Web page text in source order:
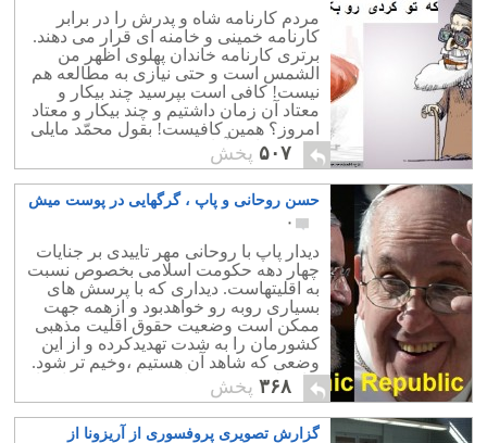
مردم کارنامه شاه و پدرش را در برابر
کارنامه خمینی و خامنه ای قرار می دهند.
برتری کارنامه خاندان پهلوی اظهر من
الشمس است و حتی نیازی به مطالعه هم
نیست! کافی است بپرسید چند بیکار و
معتاد آن زمان داشتیم و چند بیکار و معتاد
امروز؟ همین کافیست! بقول محمّد مایلی
کهن : عباس آقا هم می توانست در بین
کشورهای خاورمیانه به ایران این گندی را
بزند که خامنه ای زده است!
۵۰۷ پخش
حسن روحانی و پاپ ، گرگهایی در پوست میش
۰
دیدار پاپ با روحانی مهر تاییدی بر جنایات
چهار دهه حکومت اسلامی بخصوص نسبت
به اقلیتهاست. دیداری که با پرسش های
بسیاری روبه رو خواهدبود و ازهمه جهت
ممکن است وضعیت حقوق اقلیت مذهبی
کشورمان را به شدت تهدیدکرده و از این
وضعی که شاهد آن هستیم ،وخیم تر شود.
و از طرفی چهره واقعی پاپ و مانند او را
نزد جامعه مسیحیت و همچنین مردم ایران
معلوم کند.
۳۶۸ پخش
گزارش تصویری پروفسوری از آریزونا از